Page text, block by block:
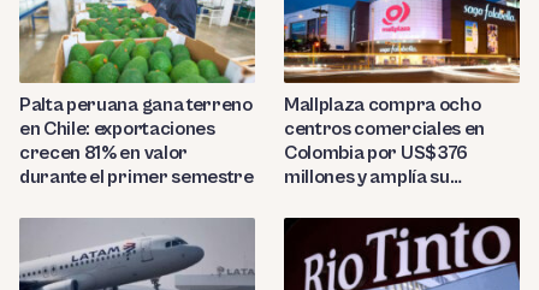
Palta peruana gana terreno
en Chile: exportaciones
crecen 81% en valor
durante el primer semestre
Mallplaza compra ocho
centros comerciales en
Colombia por US$376
millones y amplía su